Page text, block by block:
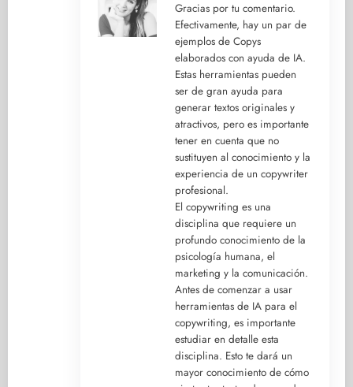
Gracias por tu comentario.
Efectivamente, hay un par de
ejemplos de Copys
elaborados con ayuda de IA.
Estas herramientas pueden
ser de gran ayuda para
generar textos originales y
atractivos, pero es importante
tener en cuenta que no
sustituyen al conocimiento y la
experiencia de un copywriter
profesional.
El copywriting es una
disciplina que requiere un
profundo conocimiento de la
psicología humana, el
marketing y la comunicación.
Antes de comenzar a usar
herramientas de IA para el
copywriting, es importante
estudiar en detalle esta
disciplina. Esto te dará un
mayor conocimiento de cómo